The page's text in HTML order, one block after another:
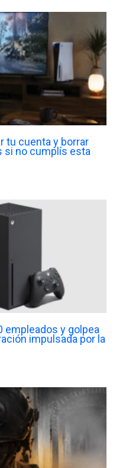
tu cuenta y borrar
si no cumplís esta
empleados y golpea
impulsada por la